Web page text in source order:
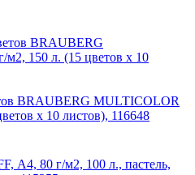
BRAUBERG MULTICOLOR
x 10 листов), 116648